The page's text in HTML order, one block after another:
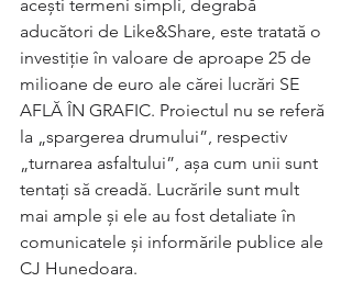
acești termeni simpli, degrabă
aducători de Like&Share, este tratată o
investiție în valoare de aproape 25 de
milioane de euro ale cărei lucrări SE
AFLĂ ÎN GRAFIC. Proiectul nu se referă
la „spargerea drumului”, respectiv
„turnarea asfaltului”, așa cum unii sunt
tentați să creadă. Lucrările sunt mult
mai ample și ele au fost detaliate în
comunicatele și informările publice ale
CJ Hunedoara.